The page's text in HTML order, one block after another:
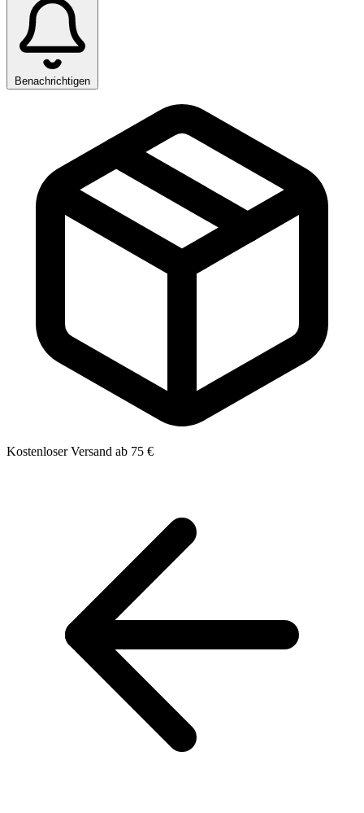
Benachrichtigen
Kostenloser Versand ab 75 €